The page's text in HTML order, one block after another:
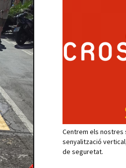
Centrem els nostres
senyalització
de seguretat.